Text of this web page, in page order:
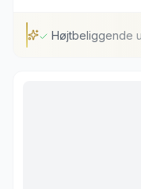
Højtbeliggende